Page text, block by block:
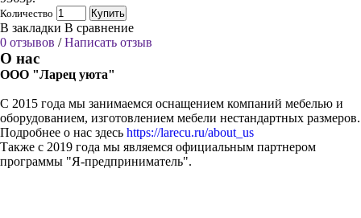
Количество Купить
В закладки В сравнение
0 отзывов /Написать отзыв
О нас
ООО "Ларец уюта"
С 2015 года мы занимаемся оснащением компаний мебелью и
оборудованием, изготовлением мебели нестандартных размеров.
Подробнее о нас здесь https://larecu.ru/about_us
Также с 2019 года мы являемся официальным партнером
программы "Я-предприниматель".